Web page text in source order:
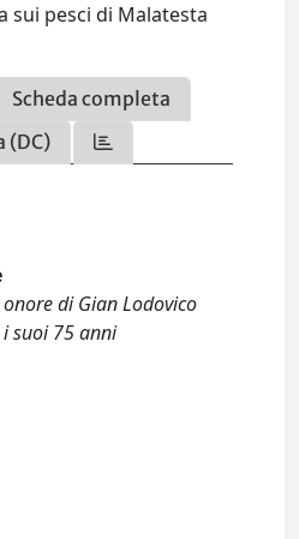
sui pesci di Malatesta
Scheda completa
(DC)
di Gian Lodovico
suoi 75 anni